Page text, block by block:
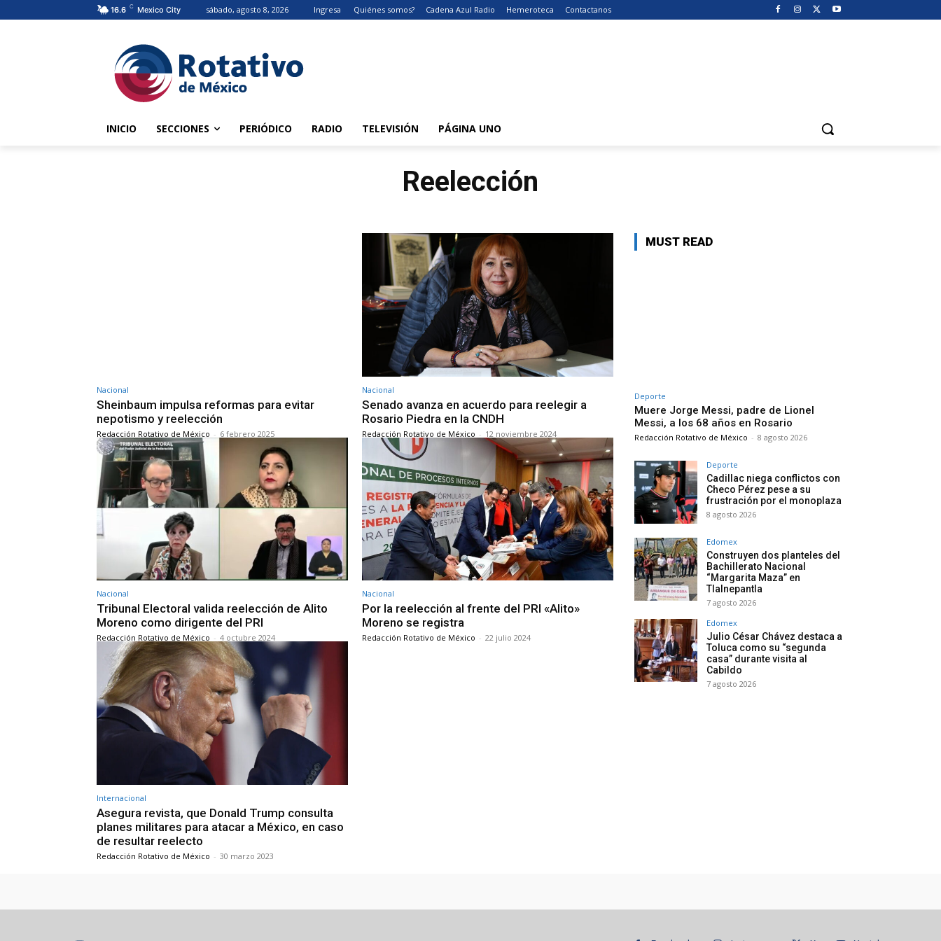
16.6 C Mexico City sábado, agosto 8, 2026 Ingresa Quiénes somos? Cadena Azul Radio Hemeroteca Contactanos
INICIO SECCIONES PERIÓDICO RADIO TELEVISIÓN PÁGINA UNO
Reelección
Nacional
Sheinbaum impulsa reformas para evitar
nepotismo y reelección
Redacción Rotativo de México - 6 febrero 2025
Nacional
Senado avanza en acuerdo para reelegir a
Rosario Piedra en la CNDH
Redacción Rotativo de México - 12 noviembre 2024
Nacional
Tribunal Electoral valida reelección de Alito
Moreno como dirigente del PRI
Redacción Rotativo de México - 4 octubre 2024
Nacional
Por la reelección al frente del PRI «Alito»
Moreno se registra
Redacción Rotativo de México - 22 julio 2024
Internacional
Asegura revista, que Donald Trump consulta
planes militares para atacar a México, en caso
de resultar reelecto
Redacción Rotativo de México - 30 marzo 2023
MUST READ
Deporte
Muere Jorge Messi, padre de Lionel
Messi, a los 68 años en Rosario
Redacción Rotativo de México - 8 agosto 2026
Deporte
Cadillac niega conflictos con
Checo Pérez pese a su
frustración por el monoplaza
8 agosto 2026
Edomex
Construyen dos planteles del
Bachillerato Nacional
“Margarita Maza” en
Tlalnepantla
7 agosto 2026
Edomex
Julio César Chávez destaca a
Toluca como su “segunda
casa” durante visita al
Cabildo
7 agosto 2026